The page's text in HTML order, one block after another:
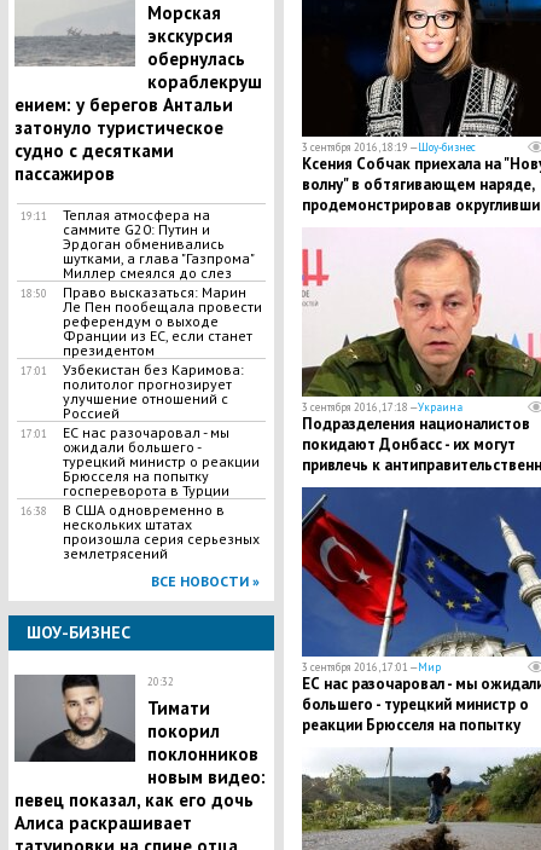
Морская
экскурсия
обернулась
кораблекруш
ением: у берегов Антальи
затонуло туристическое
судно с десятками
пассажиров
19:11
Теплая атмосфера на
саммите G20: Путин и
Эрдоган обменивались
шутками, а глава "Газпрома"
Миллер смеялся до слез
18:50
Право высказаться: Марин
Ле Пен пообещала провести
референдум о выходе
Франции из ЕС, если станет
президентом
17:01
Узбекистан без Каримова:
политолог прогнозирует
улучшение отношений с
Россией
17:01
ЕС нас разочаровал - мы
ожидали большего -
турецкий министр о реакции
Брюсселя на попытку
госпереворота в Турции
16:38
В США одновременно в
нескольких штатах
произошла серия серьезных
землетрясений
ВСЕ НОВОСТИ »
ШОУ-БИЗНЕС
20:32
Тимати
покорил
поклонников
новым видео:
певец показал, как его дочь
Алиса раскрашивает
3 сентября 2016, 18:19 —Шоу-бизнес
Ксения Собчак приехала на
волну" в обтягивающем наряде,
продемонстрировав
3 сентября 2016, 17:18 —Украина
Подразделения националистов
покидают Донбасс - их могут
привлечь к
акциям в Киеве - ДНР
3 сентября 2016, 17:01 —Мир
ЕС нас разочаровал - мы
большего - турецкий министр о
реакции Брюсселя на попытку
госпереворота в Турции